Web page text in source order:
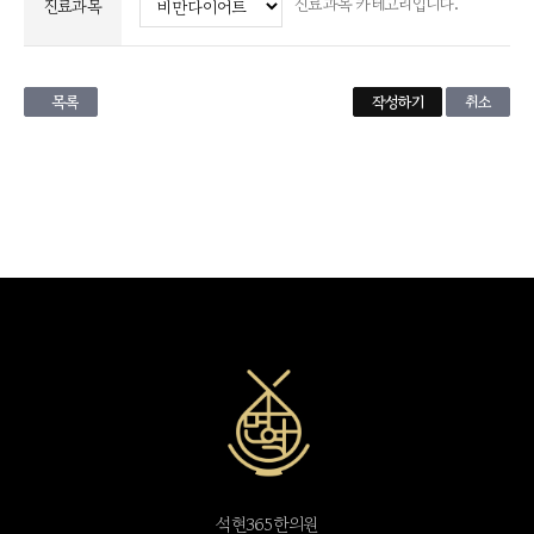
진료과목
목록 취소
석현365한의원